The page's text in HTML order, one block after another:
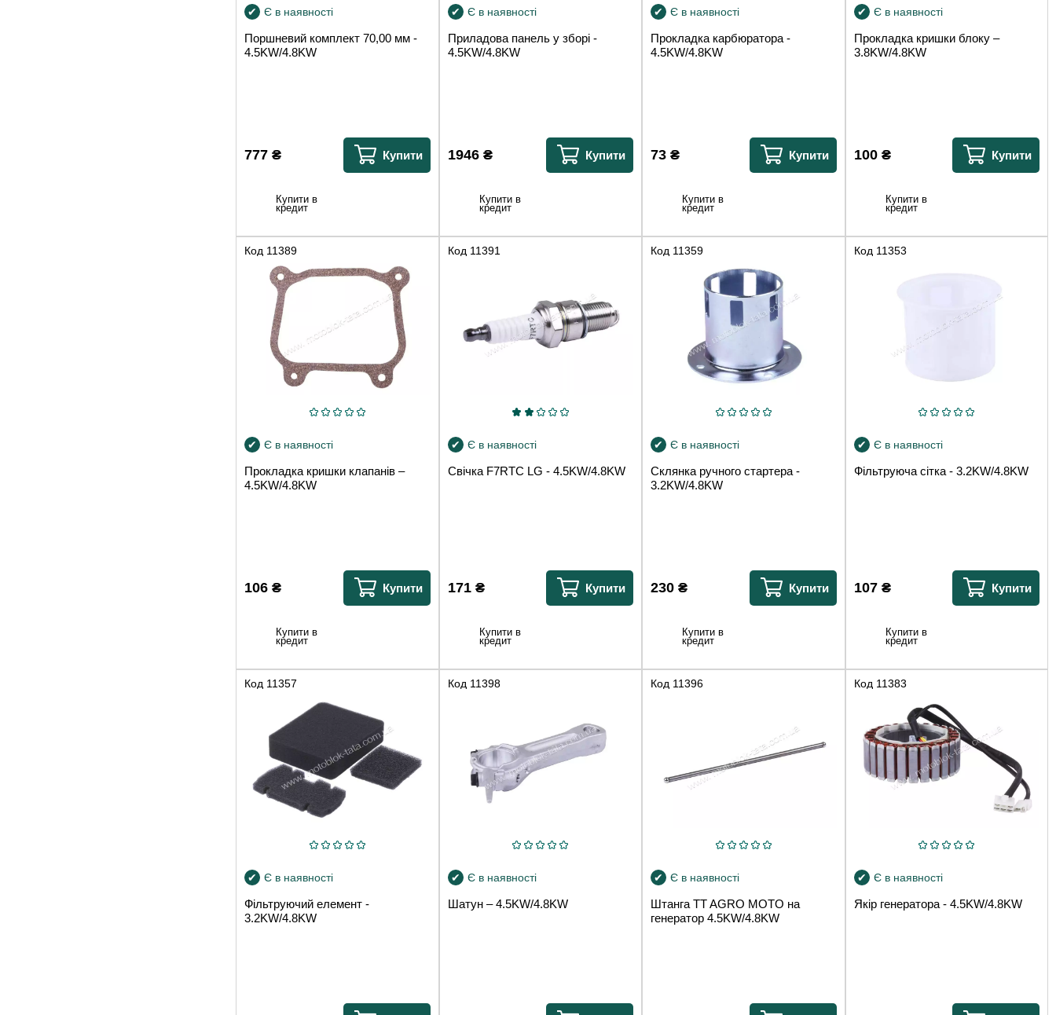
Є в наявності
Поршневий комплект 70,00 мм -
4.5KW/4.8KW
777 ₴ Купити
Купити в
кредит
Є в наявності
Приладова панель у зборі -
4.5KW/4.8KW
1946₴ Купити
Купити в
кредит
Є в наявності
Прокладка карбюратора -
4.5KW/4.8KW
73 ₴ Купити
Купити в
кредит
Є в наявності
Прокладка кришки блоку –
3.8KW/4.8KW
100₴ Купити
Купити в
кредит
Код 11389
Є в наявності
Прокладка кришки клапанів –
4.5KW/4.8KW
106 ₴ Купити
Купити в
кредит
Код 11391
Є в наявності
Свічка F7RTC LG - 4.5KW/4.8KW
171₴ Купити
Купити в
кредит
Код 11359
Є в наявності
Склянка ручного стартера -
3.2KW/4.8KW
230 ₴ Купити
Купити в
кредит
Код 11353
Є в наявності
Фільтруюча сітка - 3.2KW/4.8KW
107₴ Купити
Купити в
кредит
Код 11357
Є в наявності
Фільтруючий елемент -
3.2KW/4.8KW
Код 11398
Є в наявності
Шатун – 4.5KW/4.8KW
Код 11396
Є в наявності
Штанга TT AGRO MOTO на
генератор 4.5KW/4.8KW
Код 11383
Є в наявності
Якір генератора - 4.5KW/4.8KW